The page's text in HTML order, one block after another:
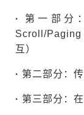
· 第一部分
Scroll/
互）
· 第二部分：
· 第三部分：